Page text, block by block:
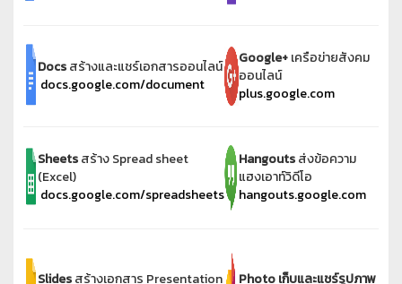
Docsสร้างและแชร์เอกสารออนไลน์
docs.google.com/document
Google+เครือข่ายสังคม
ออนไลน์
plus.google.com
Sheetsสร้าง Spread sheet
(Excel)
docs.google.com/spreadsheets
Hangoutsส่งข้อความ
แฮงเอาท์วิดีโอ
hangouts.google.com
Slidesสร้างเอกสาร Presentation
Photo เก็บและแชร์รูปภาพ